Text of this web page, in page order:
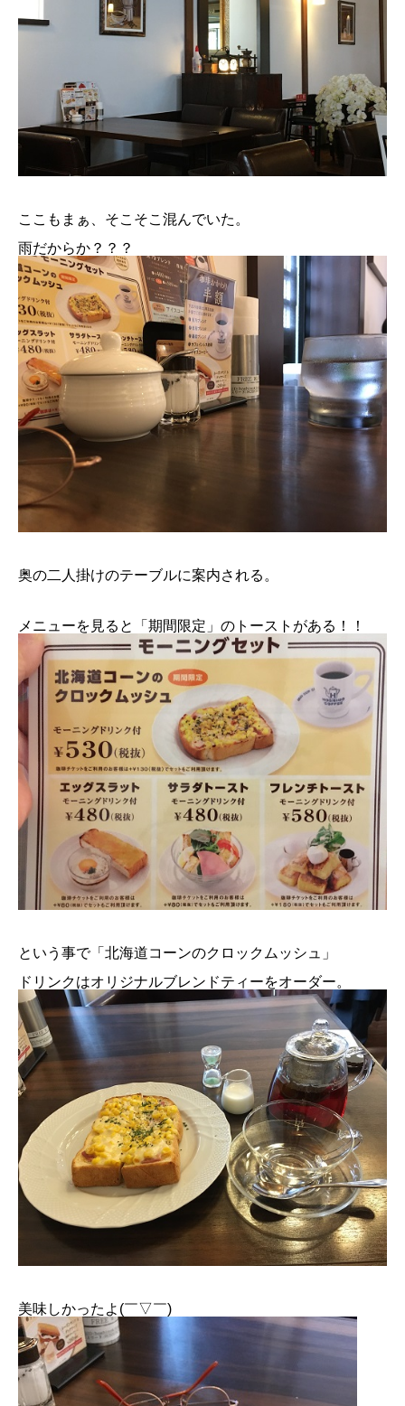
ここもまぁ、そこそこ混んでいた。
雨だからか？？？
奥の二人掛けのテーブルに案内される。
メニューを見ると「期間限定」のトーストがある！！
という事で「北海道コーンのクロックムッシュ」
ドリンクはオリジナルブレンドティーをオーダー。
美味しかったよ(￣▽￣)